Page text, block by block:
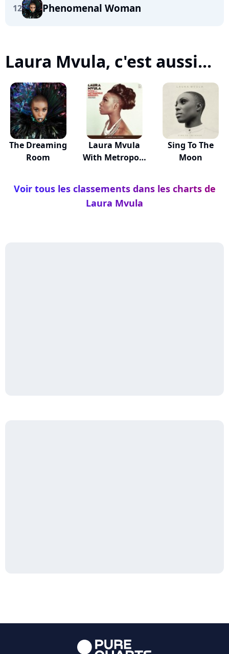
12 Phenomenal Woman
Laura Mvula, c'est aussi...
The Dreaming
Room
Laura Mvula
With Metropole
Sing To The
Moon
Voir tous les classements dans les charts de
Laura Mvula